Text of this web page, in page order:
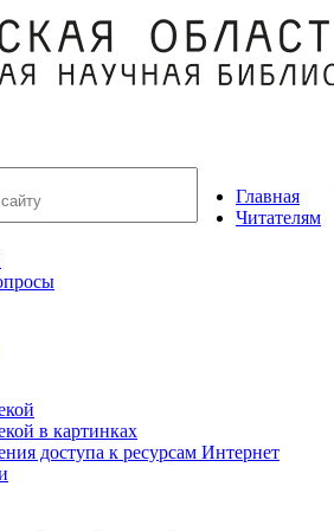
Главная
Читателям
в картинках
доступа к ресурсам Интернет